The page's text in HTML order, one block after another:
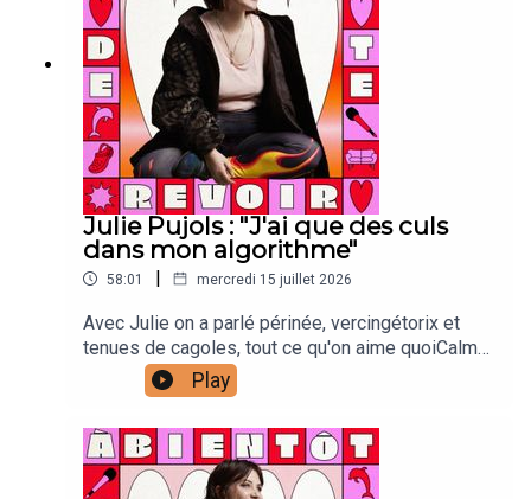
Julie Pujols : "J'ai que des culs
dans mon algorithme"
58:01 | mercredi 15 juillet 2026
Avec Julie on a parlé périnée, vercingétorix et
tenues de cagoles, tout ce qu'on aime quoiCalme
toi :Laura Laarman : directrice de production et
direction techniqueAntonia Louveau : community
managementLucie Meslien : illustration
animation Esteban De Carvalho : montage
vidéoLou Poincheval : chargée de
Play